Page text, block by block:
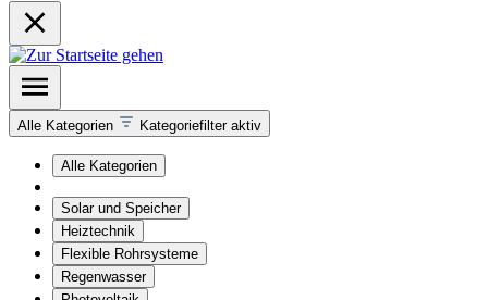
Alle Kategorien Kategoriefilter aktiv
Alle Kategorien
Solar und Speicher
Heiztechnik
Flexible Rohrsysteme
Regenwasser